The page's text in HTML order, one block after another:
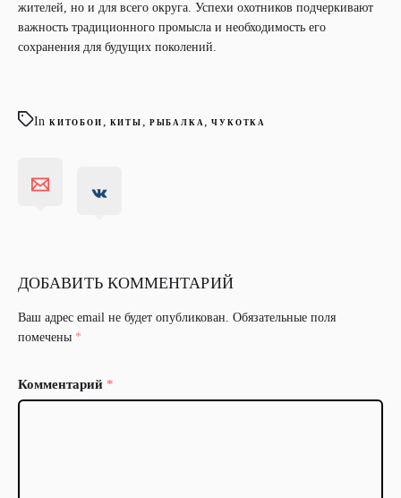
жителей, но и для всего округа. Успехи охотников подчеркивают
важность традиционного промысла и необходимость его
сохранения для будущих поколений.
In КИТОБОИ КИТЫ РЫБАЛКА ,ЧУКОТКА
ДОБАВИТЬ КОММЕНТАРИЙ
Ваш адрес email не будет опубликован. Обязательные поля
помечены *
Комментарий *